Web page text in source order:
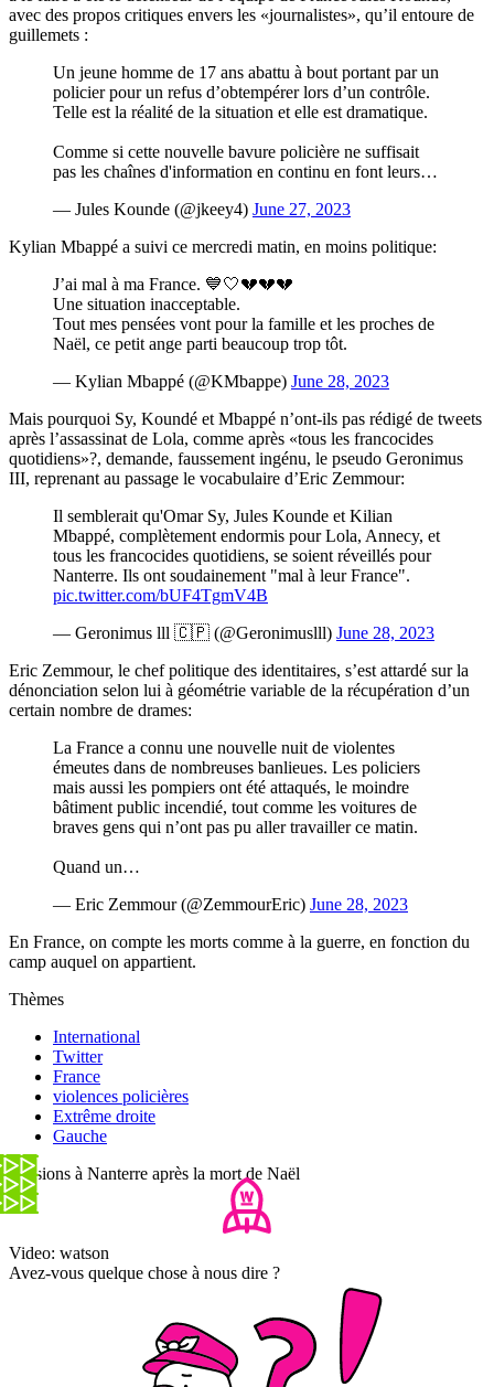
avec des propos critiques envers les «journalistes», qu’il entoure de
guillemets :
Un jeune homme de 17 ans abattu à bout portant par un
policier pour un refus d’obtempérer lors d’un contrôle.
Telle est la réalité de la situation et elle est dramatique.
Comme si cette nouvelle bavure policière ne suffisait
pas les chaînes d'information en continu en font leurs…
— Jules Kounde (@jkeey4) June 27, 2023
Kylian Mbappé a suivi ce mercredi matin, en moins politique:
J’ai mal à ma France. 💙🤍💔💔💔
Une situation inacceptable.
Tout mes pensées vont pour la famille et les proches de
Naël, ce petit ange parti beaucoup trop tôt.
— Kylian Mbappé (@KMbappe) June 28, 2023
Mais pourquoi Sy, Koundé et Mbappé n’ont-ils pas rédigé de tweets
après l’assassinat de Lola, comme après «tous les francocides
quotidiens»?, demande, faussement ingénu, le pseudo Geronimus
III, reprenant au passage le vocabulaire d’Eric Zemmour:
Il semblerait qu'Omar Sy, Jules Kounde et Kilian
Mbappé, complètement endormis pour Lola, Annecy, et
tous les francocides quotidiens, se soient réveillés pour
Nanterre. Ils ont soudainement "mal à leur France".
pic.twitter.com/bUF4TgmV4B
— Geronimus lll 🇨🇵 (@Geronimuslll) June 28, 2023
Eric Zemmour, le chef politique des identitaires, s’est attardé sur la
dénonciation selon lui à géométrie variable de la récupération d’un
certain nombre de drames:
La France a connu une nouvelle nuit de violentes
émeutes dans de nombreuses banlieues. Les policiers
mais aussi les pompiers ont été attaqués, le moindre
bâtiment public incendié, tout comme les voitures de
braves gens qui n’ont pas pu aller travailler ce matin.
Quand un…
— Eric Zemmour (@ZemmourEric) June 28, 2023
En France, on compte les morts comme à la guerre, en fonction du
camp auquel on appartient.
Thèmes
International
Twitter
France
violences policières
Extrême droite
Gauche
Tensions à Nanterre après la mort de Naël
Video: watson
Avez-vous quelque chose à nous dire ?